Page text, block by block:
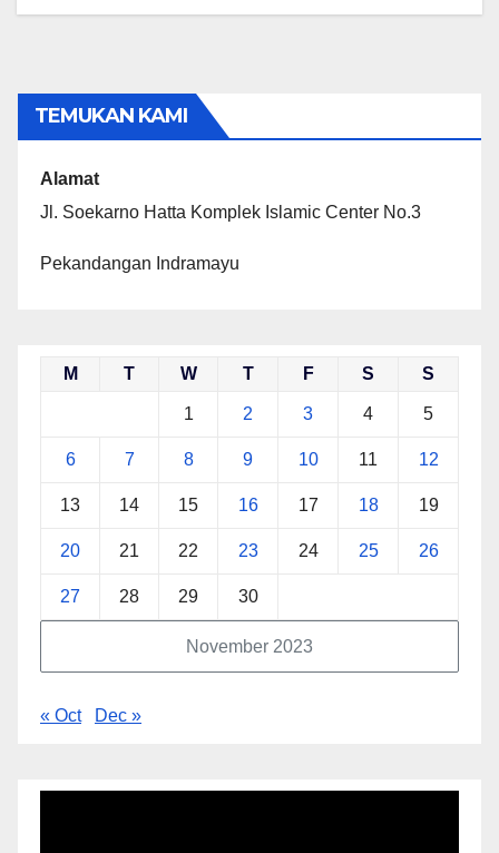
TEMUKAN KAMI
Alamat
Jl. Soekarno Hatta Komplek Islamic Center No.3
Pekandangan Indramayu
November 2023
M T W T F S S
1 2 3 4 5
6 7 8 9 10 11 12
13 14 15 16 17 18 19
20 21 22 23 24 25 26
27 28 29 30
« Oct Dec »